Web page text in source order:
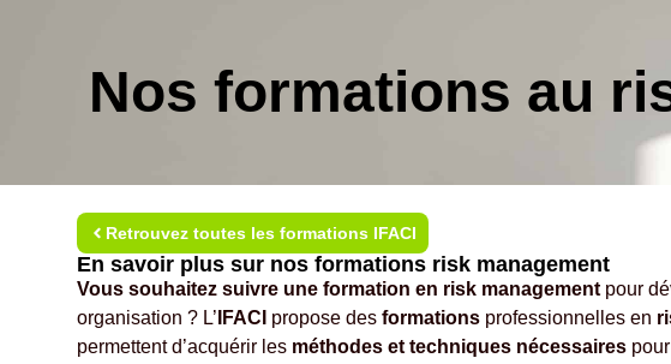
Nos formations au
Retrouvez toutes les formations IFACI
En savoir plus sur nos formations risk management
Vous souhaitez suivre une formation en risk managementpour
organisation ? L’ IFACI propose des formations professionnelles en
permettent d’acquérir les méthodes et techniques nécessaires